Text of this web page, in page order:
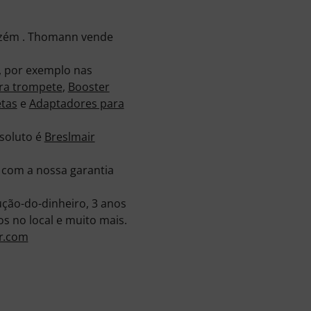
. Thomann vende
exemplo nas
trompete, Booster
e Adaptadores para
é Breslmair
a nossa garantia
do-dinheiro, 3 anos
no local e muito mais.